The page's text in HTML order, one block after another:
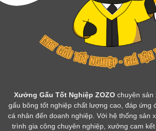
Xưởng Gấu Tốt Nghiệp ZOZO chuyên sản
gấu bông tốt nghiệp chất lượng cao, đáp ứng
cá nhân đến doanh nghiệp. Với hệ thống sản
trình gia công chuyên nghiệp, xưởng cam